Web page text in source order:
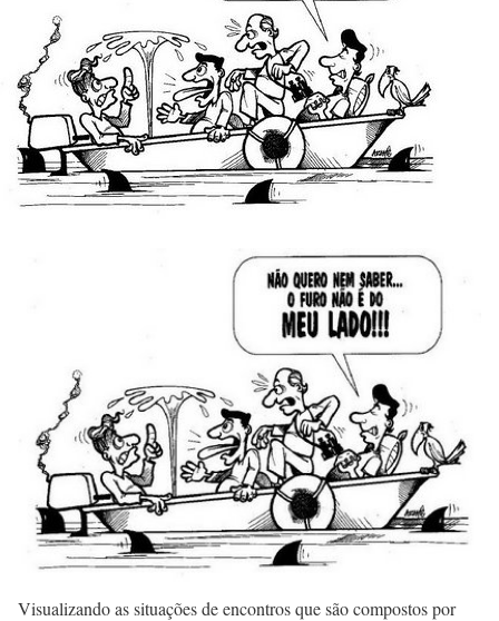
Visualizando as situações de encontros que são compostos por